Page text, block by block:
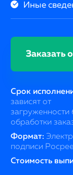
Иные
Заказать
Срок
зависят от
обработки
Формат:
подписи
Стоимость